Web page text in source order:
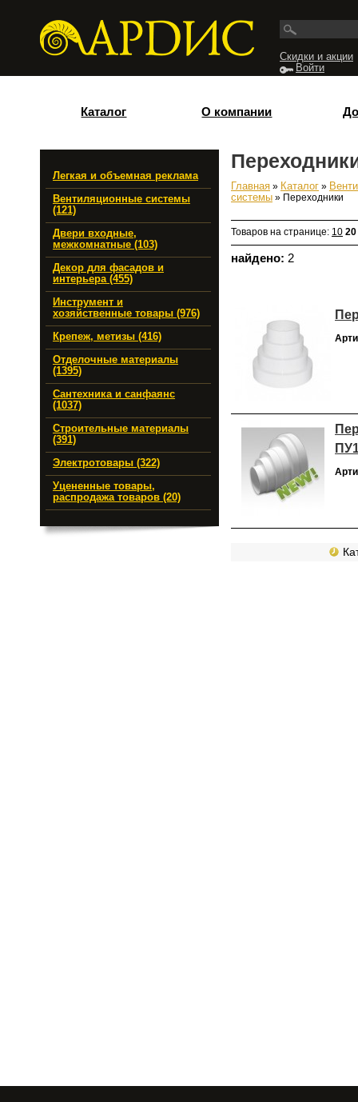
Скидки и акции
Войти
Каталог О компании
Легкая и объемная реклама
Вентиляционные системы
(121)
Двери входные,
межкомнатные (103)
Декор для фасадов и
интерьера (455)
Инструмент и
хозяйственные товары (976)
Крепеж, метизы (416)
Отделочные материалы
(1395)
Сантехника и санфаянс
(1037)
Строительные материалы
(391)
Электротовары (322)
Уцененные товары,
распродажа товаров (20)
Вы здесь
Главная » Каталог »
системы » Переходники
Товаров на странице: 10 20
найдено: 2